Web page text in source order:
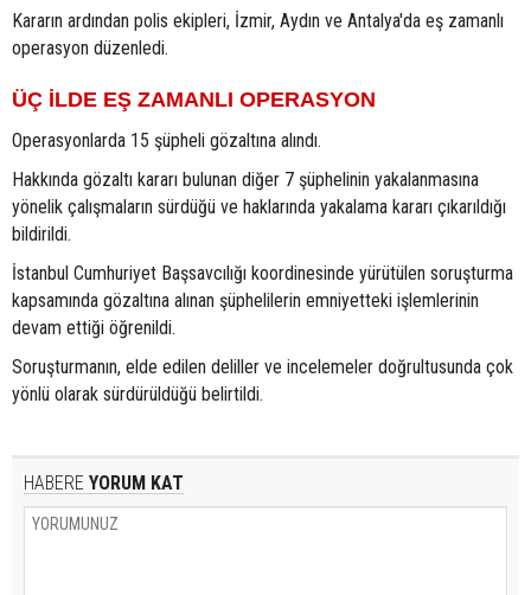
Kararın ardından polis ekipleri, İzmir, Aydın ve Antalya'da eş zamanlı
operasyon düzenledi.
ÜÇ İLDE EŞ ZAMANLI OPERASYON
Operasyonlarda 15 şüpheli gözaltına alındı.
Hakkında gözaltı kararı bulunan diğer 7 şüphelinin yakalanmasına
yönelik çalışmaların sürdüğü ve haklarında yakalama kararı çıkarıldığı
bildirildi.
İstanbul Cumhuriyet Başsavcılığı koordinesinde yürütülen soruşturma
kapsamında gözaltına alınan şüphelilerin emniyetteki işlemlerinin
devam ettiği öğrenildi.
Soruşturmanın, elde edilen deliller ve incelemeler doğrultusunda çok
yönlü olarak sürdürüldüğü belirtildi.
HABERE YORUM KAT